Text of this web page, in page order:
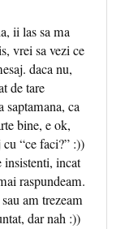
ii las sa ma
vrei sa vezi ce
daca nu,
de tare
saptamana, ca
bine, e ok,
“ce faci?” :))
insistenti, incat
raspundeam.
am trezeam
dar nah :))